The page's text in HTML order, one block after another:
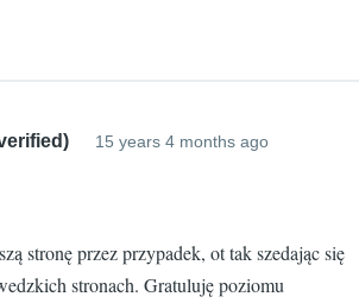
15 years 4 months ago
stronę przez przypadek, ot tak szedając się
stronach. Gratuluję poziomu